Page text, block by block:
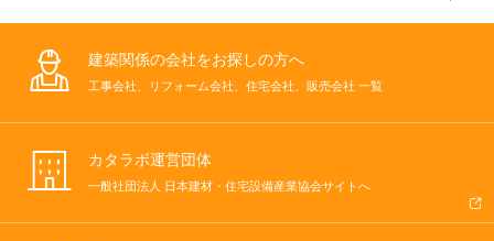
建築関係の会社をお探しの方へ
工事会社、リフォーム会社、住宅会社、販売会社 一覧
カタラボ運営団体
一般社団法人 日本建材・住宅設備産業協会サイトへ